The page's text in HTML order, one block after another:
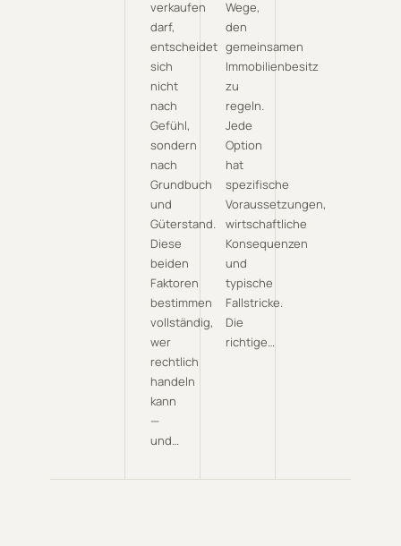
verkaufen
darf,
entscheidet
sich
nicht
nach
Gefühl,
sondern
nach
Grundbuch
und
Güterstand.
Diese
beiden
Faktoren
bestimmen
vollständig,
wer
rechtlich
handeln
kann
—
und…
Wege,
den
gemeinsamen
Immobilienbesitz
zu
regeln.
Jede
Option
hat
spezifische
Voraussetzungen,
wirtschaftliche
Konsequenzen
und
typische
Fallstricke.
Die
richtige…